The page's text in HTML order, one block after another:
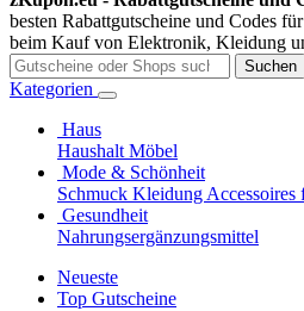
besten Rabattgutscheine und Codes
beim Kauf von Elektronik, Kleidung
Suchen
Kategorien
Haus
Haushalt Möbel
Mode & Schönheit
Schmuck Kleidung Accessoires
Gesundheit
Nahrungsergänzungsmittel
Neueste
Top Gutscheine